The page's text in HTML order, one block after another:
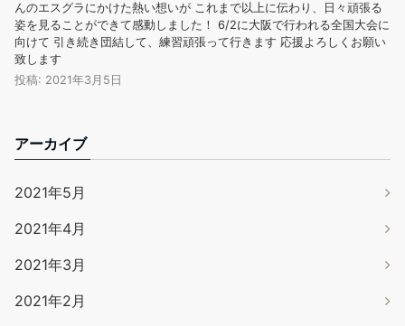
んのエスグラにかけた熱い想いが これまで以上に伝わり、日々頑張る
姿を見ることができて感動しました！ 6/2に大阪で行われる全国大会に
向けて 引き続き団結して、練習頑張って行きます 応援よろしくお願い
致します
投稿: 2021年3月5日
アーカイブ
2021年5月
2021年4月
2021年3月
2021年2月